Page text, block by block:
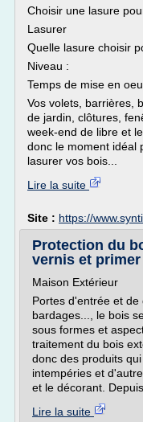
Choisir une lasure
Lasurer
Quelle lasure choisir
Niveau :
Temps de mise en
Vos volets, barrières,
de jardin, clôtures,
week-end de libre et
donc le moment idéal
lasurer vos bois...
Lire la suite
Site : https://
Protection du
vernis et primer
Maison Extérieur
Portes d'entrée et de
bardages..., le bois
sous formes et
traitement du bois
donc des produits
intempéries et
et le décorant. Depuis
Lire la suite